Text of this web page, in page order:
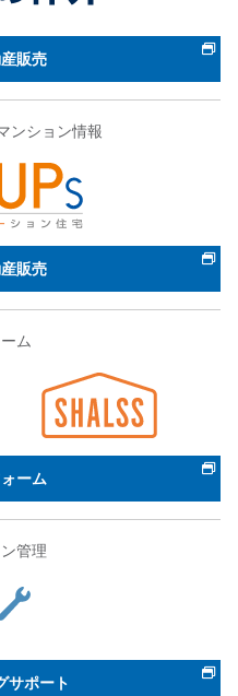
販売
ンション情報
販売
ム
ーム
管理
サポート